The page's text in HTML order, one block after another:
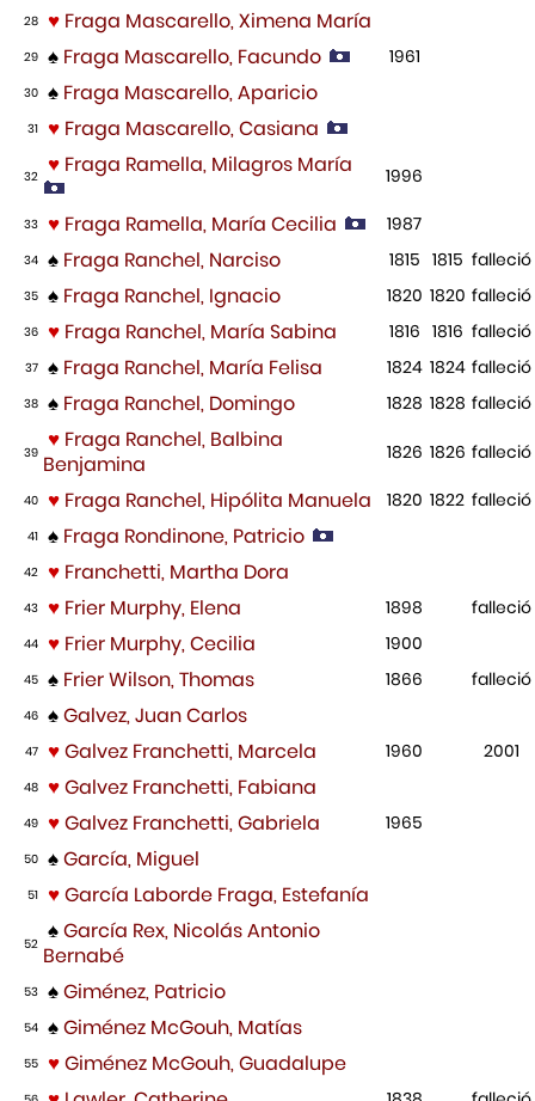
28 ♥ Fraga Mascarello, Ximena María
29 ♠ Fraga Mascarello, Facundo 1961
30 ♠ Fraga Mascarello, Aparicio
31 ♥ Fraga Mascarello, Casiana
32 ♥ Fraga Ramella, Milagros María 1996
33 ♥ Fraga Ramella, María Cecilia 1987
34 ♠ Fraga Ranchel, Narciso 1815 1815 falleció
35 ♠ Fraga Ranchel, Ignacio 1820 1820 falleció
36 ♥ Fraga Ranchel, María Sabina 1816 1816 falleció
37 ♠ Fraga Ranchel, María Felisa 1824 1824 falleció
38 ♠ Fraga Ranchel, Domingo 1828 1828 falleció
39 ♥ Fraga Ranchel, Balbina
Benjamina
1826 1826 falleció
40 ♥ Fraga Ranchel, Hipólita Manuela 1820 1822 falleció
41 ♠ Fraga Rondinone, Patricio
42 ♥ Franchetti, Martha Dora
43 ♥ Frier Murphy, Elena 1898 falleció
44 ♥ Frier Murphy, Cecilia 1900
45 ♠ Frier Wilson, Thomas 1866 falleció
46 ♠Galvez, Juan Carlos
47 ♥Galvez Franchetti, Marcela 1960 2001
48 ♥Galvez Franchetti, Fabiana
49 ♥Galvez Franchetti, Gabriela 1965
50 ♠García, Miguel
51 ♥García Laborde Fraga, Estefanía
52 ♠García Rex, Nicolás Antonio
Bernabé
53 ♠Giménez, Patricio
54 ♠Giménez McGouh, Matías
55 ♥Giménez McGouh, Guadalupe